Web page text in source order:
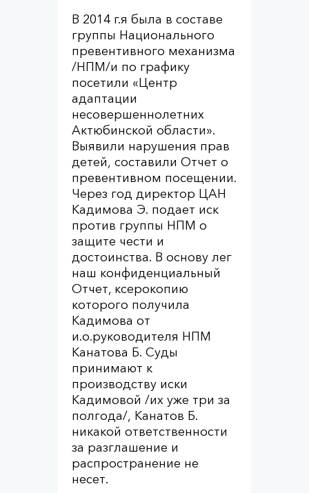
В 2014 г.я была в составе
группы Национального
превентивного механизма
/НПМ/и по графику
посетили «Центр
адаптации
несовершеннолетних
Актюбинской области».
Выявили нарушения прав
детей, составили Отчет о
превентивном посещении.
Через год директор ЦАН
Кадимова Э. подает иск
против группы НПМ о
защите чести и
достоинства. В основу лег
наш конфиденциальный
Отчет, ксерокопию
которого получила
Кадимова от
и.о.руководителя НПМ
Канатова Б. Суды
принимают к
производству иски
Кадимовой /их уже три за
полгода/, Канатов Б.
никакой ответственности
за разглашение и
распространение не
несет.